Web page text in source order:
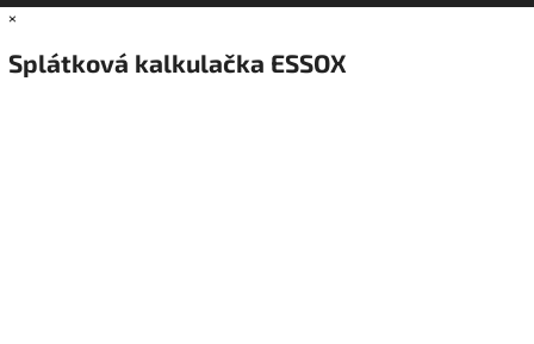
×
Splátková kalkulačka ESSOX